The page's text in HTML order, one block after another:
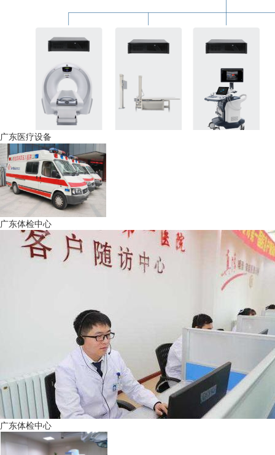
广东医疗设备
广东体检中心
广东体检中心